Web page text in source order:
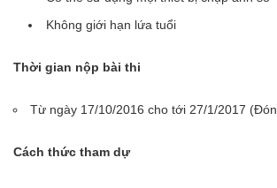
Không giới hạn lứa tuổi
Thời gian nộp bài thi
Từ ngày 17/10/2016 cho tới 27/1/2017
Cách thức tham dự